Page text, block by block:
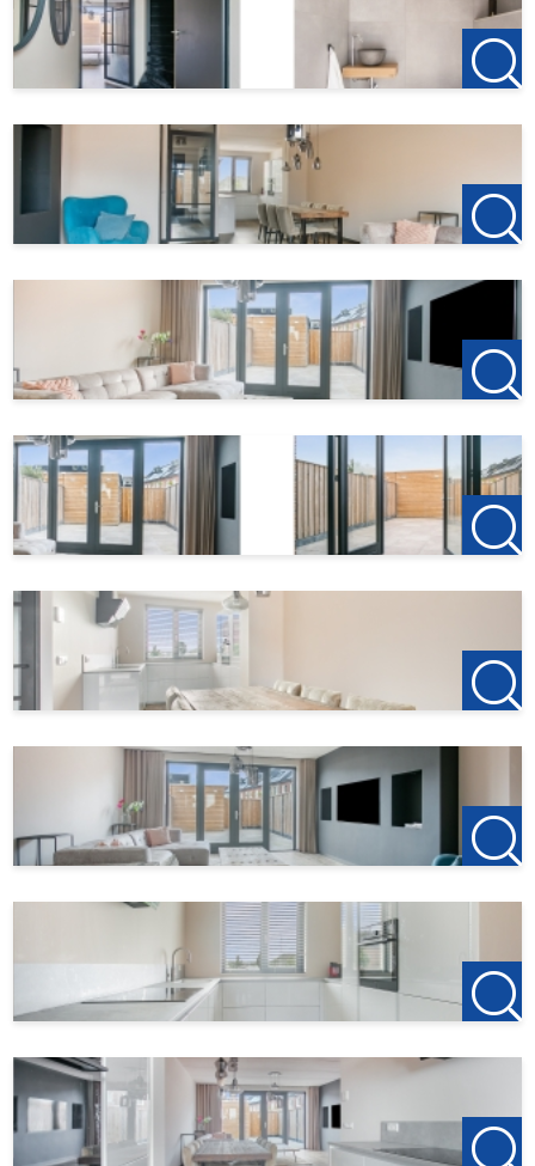
Huurprijs: € 1975,- p/m
123Wonen West-Brabant treedt bij deze woonruimte op
dus geen bemiddelingskosten van toepassing. Als u na de
bezichtiging wilt gaan huren is de aanbetaling op de eerste
huur €150, dit is om de woning te reserveren.
verhuurmakelaar voor de eigenaar. Heeft u uw vorige
huurwoning opgezegd of gaat u dit doen? Tip ons uw
vorige verhuurder en als 123Wonen daar als
verhuurmakelaar mag optreden ontvangt u als dank €
Vindt u dit aanbod op een andere website? Kijk op onze
eigen website voor het actuele aanbod:
http://www.123wonen.nl/makelaar/west-brabant
Voor meer informatie of een vrijblijvende bezichtiging
nodigen wij u van harte uit contact op te nemen met:
123Wonen West-Brabant
Zuidzijde haven 39a
4611 HC Bergen op Zoom
0164-760999